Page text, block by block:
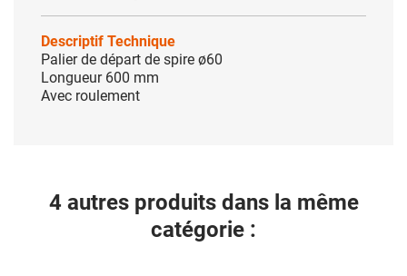
Descriptif Technique
Palier de départ de spire ø60
Longueur 600 mm
Avec roulement
4 autres produits dans la même
catégorie :